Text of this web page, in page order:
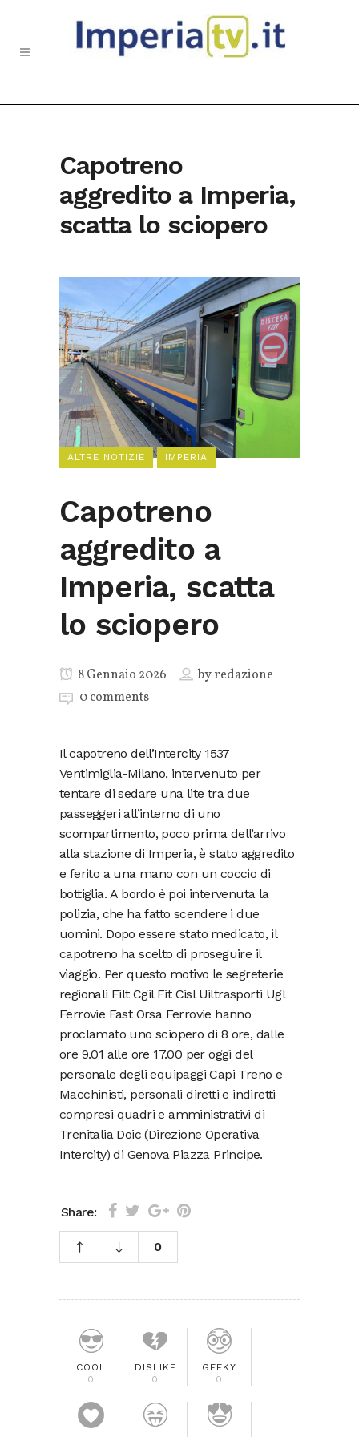
Capotreno
aggredito a Imperia,
scatta lo sciopero
ALTRE NOTIZIE IMPERIA
Capotreno
aggredito a
Imperia, scatta
lo sciopero
8 Gennaio 2026 byredazione
0 comments
Il capotreno dell’Intercity 1537
Ventimiglia-Milano, intervenuto per
tentare di sedare una lite tra due
passeggeri all’interno di uno
scompartimento, poco prima dell’arrivo
alla stazione di Imperia, è stato aggredito
e ferito a una mano con un coccio di
bottiglia. A bordo è poi intervenuta la
polizia, che ha fatto scendere i due
uomini. Dopo essere stato medicato, il
capotreno ha scelto di proseguire il
viaggio. Per questo motivo le segreterie
regionali Filt Cgil Fit Cisl Uiltrasporti Ugl
Ferrovie Fast Orsa Ferrovie hanno
proclamato uno sciopero di 8 ore, dalle
ore 9.01 alle ore 17.00 per oggi del
personale degli equipaggi Capi Treno e
Macchinisti, personali diretti e indiretti
compresi quadri e amministrativi di
Trenitalia Doic (Direzione Operativa
Intercity) di Genova Piazza Principe.
Share:
0
COOL
0
DISLIKE
0
GEEKY
0